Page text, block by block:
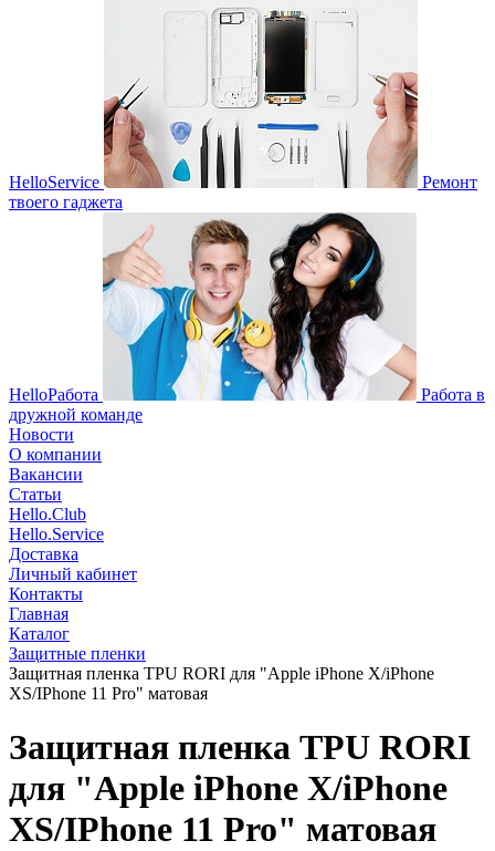
HelloService
Ремонт
твоего гаджета
HelloРабота
Работа в
дружной команде
Новости
О компании
Вакансии
Статьи
Hello.Club
Hello.Service
Доставка
Личный кабинет
Контакты
Главная
Каталог
Защитные пленки
Защитная пленка TPU RORI для "Apple iPhone X/iPhone
XS/IPhone 11 Pro" матовая
Защитная пленка TPU RORI
для "Apple iPhone X/iPhone
XS/IPhone 11 Pro" матовая